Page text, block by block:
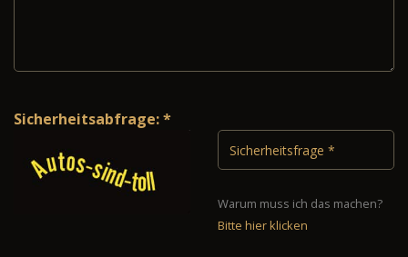
Sicherheitsabfrage: *
Warum muss ich das machen?
Bitte hier klicken